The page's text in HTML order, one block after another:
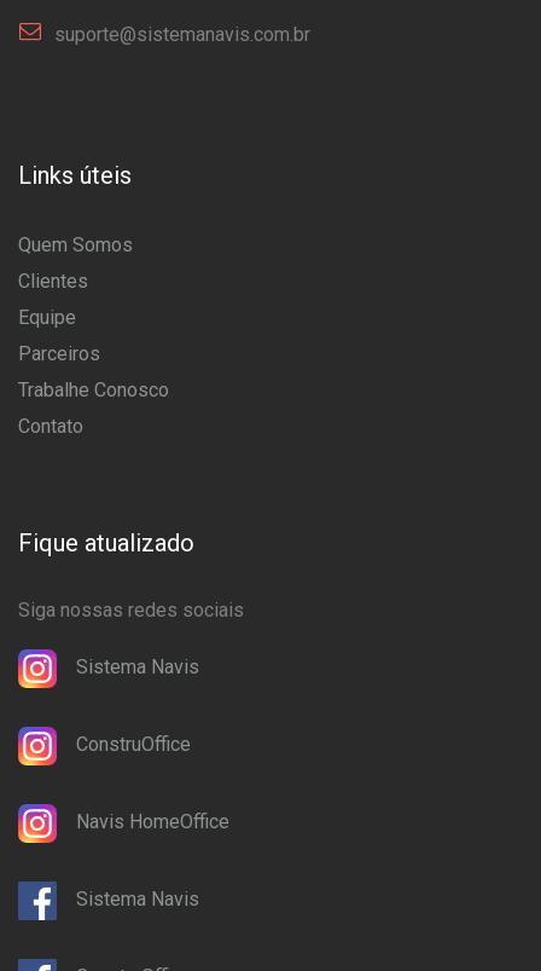
suporte@sistemanavis.com.br
Links úteis
Quem Somos
Clientes
Equipe
Parceiros
Trabalhe Conosco
Contato
Fique atualizado
Siga nossas redes sociais
Sistema Navis
ConstruOffice
Navis HomeOffice
Sistema Navis